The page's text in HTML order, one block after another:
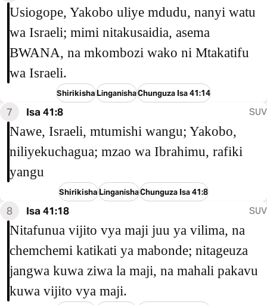
Usiogope, Yakobo uliye mdudu, nanyi watu
wa Israeli; mimi nitakusaidia, asema
BWANA, na mkombozi wako ni Mtakatifu
wa Israeli.
ShirikishaLinganishaChunguza Isa 41:14
7 Isa 41:8 SUV
Nawe, Israeli, mtumishi wangu; Yakobo,
niliyekuchagua; mzao wa Ibrahimu, rafiki
yangu
ShirikishaLinganishaChunguza Isa 41:8
8 Isa 41:18 SUV
Nitafunua vijito vya maji juu ya vilima, na
chemchemi katikati ya mabonde; nitageuza
jangwa kuwa ziwa la maji, na mahali pakavu
kuwa vijito vya maji.